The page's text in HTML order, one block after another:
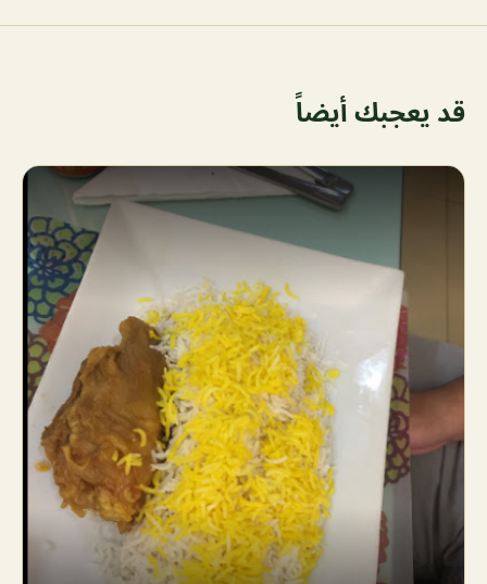
قد يعجبك أيضاً